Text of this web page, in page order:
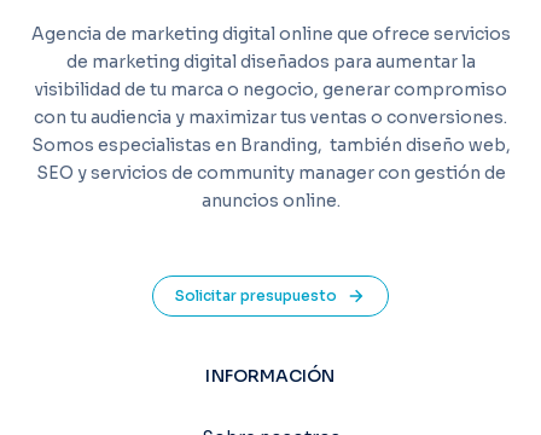
Agencia de marketing digital online que ofrece servicios
de marketing digital diseñados para aumentar la
visibilidad de tu marca o negocio, generar compromiso
con tu audiencia y maximizar tus ventas o conversiones.
Somos especialistas en Branding, también diseño web,
SEO y servicios de community manager con gestión de
anuncios online.
Solicitar presupuesto
INFORMACIÓN